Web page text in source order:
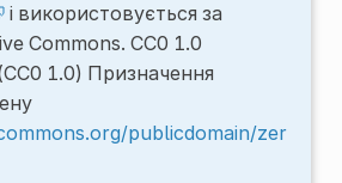
і використовується за
Commons. CC0 1.0
1.0) Призначення
publicdomain/zer